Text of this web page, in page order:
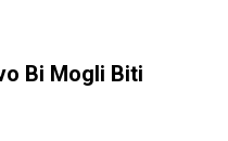
Bi Mogli Biti